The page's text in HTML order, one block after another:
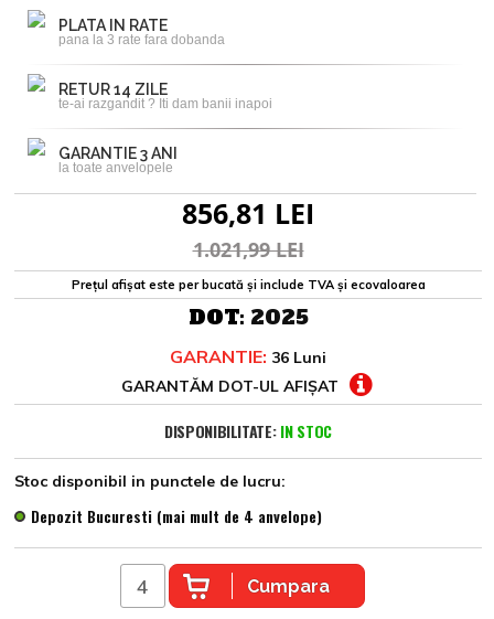
PLATA IN RATE
pana la 3 rate fara dobanda
RETUR 14 ZILE
te-ai razgandit ? Iti dam banii inapoi
GARANTIE 3 ANI
la toate anvelopele
856,81 LEI
1.021,99 LEI
Prețul afișat este per bucată și include TVA și ecovaloarea
DOT: 2025
GARANTIE: 36 Luni
GARANTĂM DOT-UL AFIȘAT
DISPONIBILITATE: IN STOC
Stoc disponibil in punctele de lucru:
Depozit Bucuresti (mai mult de 4 anvelope)
Cumpara